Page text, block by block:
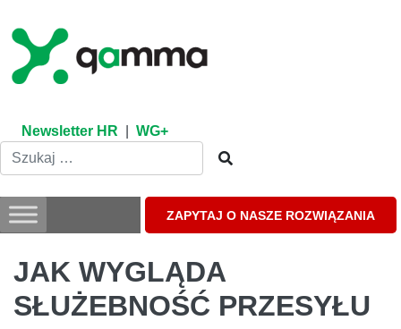
content
Newsletter HR WG+
ZAPYTAJ O NASZE ROZWIĄZANIA
JAK WYGLĄDA
SŁUŻEBNOŚĆ PRZESYŁU